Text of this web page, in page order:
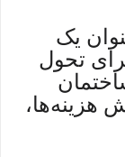
یک
برای تحول
هزینه‌ها،